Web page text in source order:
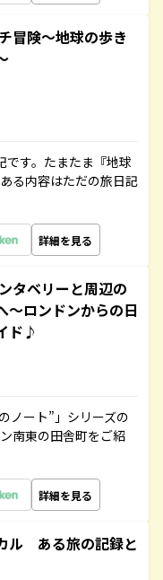
冒険～地球の歩き
です。たまたま『地球
る内容はただの旅日記
詳細を見る
タベリーと周辺の
～ロンドンからの日
ド♪
ノート”」シリーズの
南東の田舎町をご紹
詳細を見る
ル ある旅の記録と